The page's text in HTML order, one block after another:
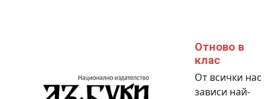
Отново в
клас
От всички нас
зависи най-